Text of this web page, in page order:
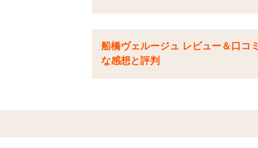
船橋ヴェルージュ レビュー＆口コ
な感想と評判